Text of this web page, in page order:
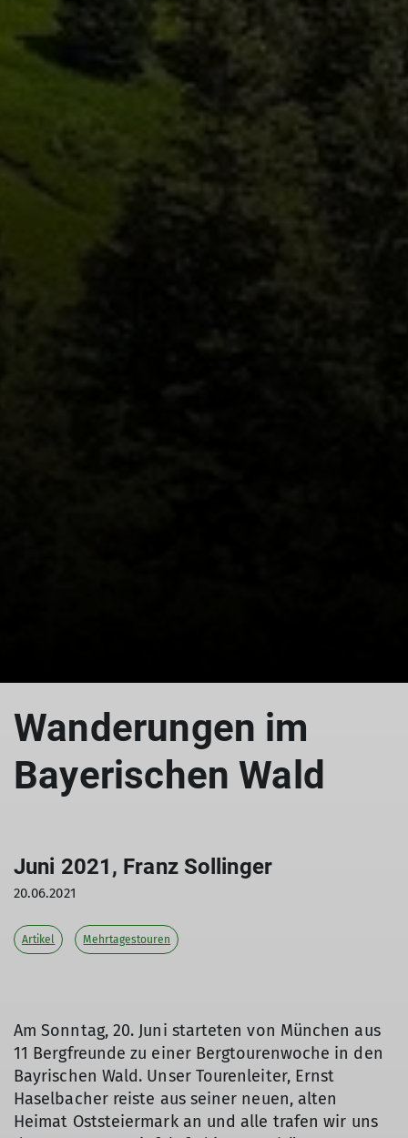
Wanderungen im
Bayerischen Wald
Juni 2021, Franz Sollinger
20.06.2021
Artikel Mehrtagestouren
Am Sonntag, 20. Juni starteten von München aus
11 Bergfreunde zu einer Bergtourenwoche in den
Bayrischen Wald. Unser Tourenleiter, Ernst
Haselbacher reiste aus seiner neuen, alten
Heimat Oststeiermark an und alle trafen wir uns